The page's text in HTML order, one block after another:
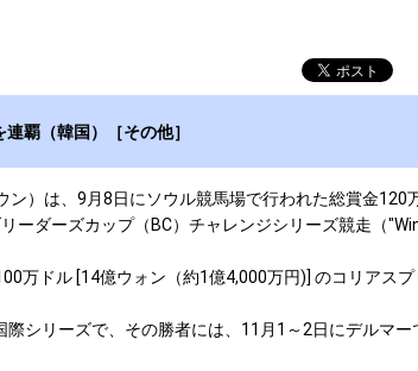
覇（韓国）［その他］
）は、9月8日にソウル競馬場で行われた総賞金
ーダーズカップ（BC）チャレンジシリーズ競走（
万ドル [14億ウォン（約1億4,000万円)] のコリアス
シリーズで、その勝者には、11月1～2日にデルマ